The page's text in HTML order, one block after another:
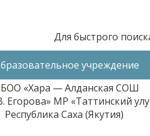
Для быстрого
учреждение
«Хара — Алданская СОШ
Егорова» МР «Таттинский
Республика Саха (Якутия)